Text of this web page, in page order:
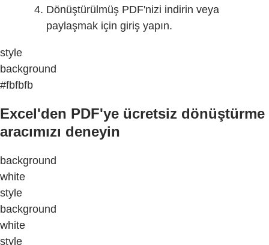
Dönüştürülmüş PDF'nizi indirin veya
paylaşmak için giriş yapın.
style
background
#fbfbfb
Excel'den PDF'ye ücretsiz dönüştürme
aracımızı deneyin
background
white
style
background
white
style